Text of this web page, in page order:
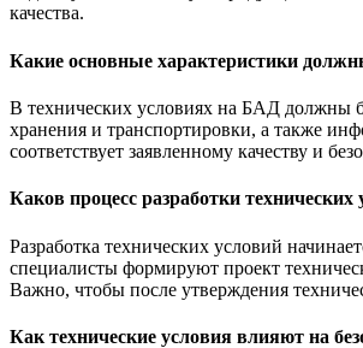
качества.
Какие основные характеристики
В технических условиях на БАД должны
хранения и транспортировки, а также
соответствует заявленному качеству и
Каков процесс разработки
Разработка технических условий
специалисты формируют проект
Важно, чтобы после утверждения
Как технические условия влияют на